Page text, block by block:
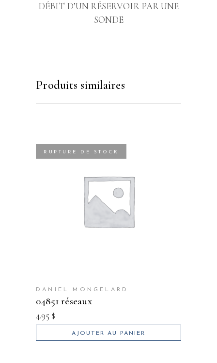
DÉBIT D’UN RÉSERVOIR PAR UNE
SONDE
Produits similaires
RUPTURE DE STOCK
DANIEL MONGELARD
04851 réseaux
4.95 $
AJOUTER AU PANIER